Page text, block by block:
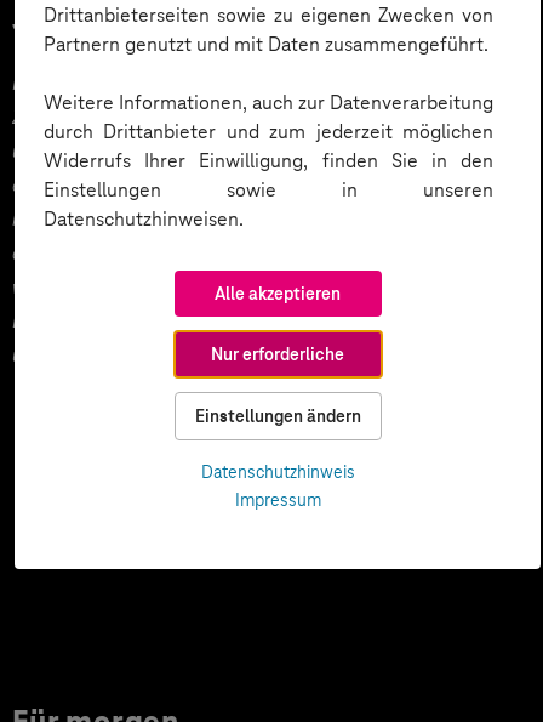
Drittanbieterseiten sowie zu eigenen Zwecken von
Partnern genutzt und mit Daten zusammengeführt.
Weitere Informationen, auch zur Datenverarbeitung
durch Drittanbieter und zum jederzeit möglichen
Widerrufs Ihrer Einwilligung, finden Sie in den
Einstellungen sowie in unseren
Datenschutzhinweisen.
Alle akzeptieren
Nur erforderliche
Einstellungen ändern
Datenschutzhinweis
Impressum
Jetzt Gespräch anfordern
Mit Absenden dieses Formulars erklären Sie sich einverstanden, zum
Zweck der Bearbeitung bzw. Beantwortung der von Ihnen
übermittelten Anfrage von Deutsche Telekom MMS GmbH per E-Mail
oder Telefon kontaktiert zu werden. Eine über diesen Zweck
hinausgehende Verarbeitung Ihrer Daten findet ohne Ihre
ausdrückliche Einwilligung nicht statt. Sofern nicht anders vereinbart,
werden Ihre personenbezogenen Daten nach abschließender
Bearbeitung Ihres Anliegens gelöscht. Weitere Informationen können
unseren
Datenschutzhinweisenentnommen werden.